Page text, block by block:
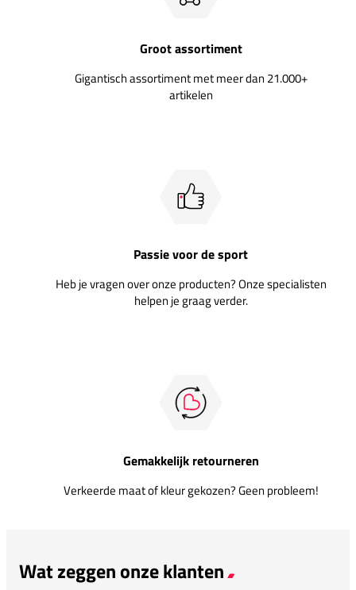
Groot assortiment
Gigantisch assortiment met meer dan 21.000+
artikelen
Passie voor de sport
Heb je vragen over onze producten? Onze specialisten
helpen je graag verder.
Gemakkelijk retourneren
Verkeerde maat of kleur gekozen? Geen probleem!
Wat zeggen onze klanten